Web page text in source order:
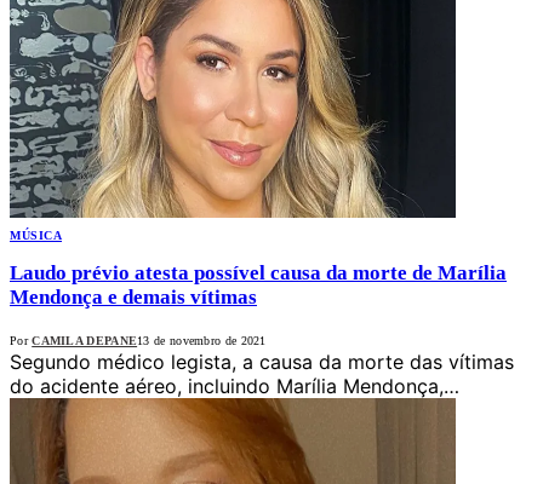
MÚSICA
Laudo prévio atesta possível causa da morte de Marília
Mendonça e demais vítimas
Por CAMILA DEPANE13 de novembro de 2021
Segundo médico legista, a causa da morte das vítimas
do acidente aéreo, incluindo Marília Mendonça,…